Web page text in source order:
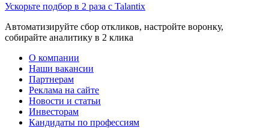
Ускорьте подбор в 2 раза с Talantix
Автоматизируйте сбор откликов, настройте воронку,
собирайте аналитику в 2 клика
О компании
Наши вакансии
Партнерам
Реклама на сайте
Новости и статьи
Инвесторам
Кандидаты по профессиям